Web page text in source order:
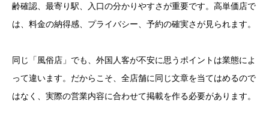
齢確認、最寄り駅、入口の分かりやすさが重要です。高単価店で
は、料金の納得感、プライバシー、予約の確実さが見られます。
同じ「風俗店」でも、外国人客が不安に思うポイントは業態によ
って違います。だからこそ、全店舗に同じ文章を当てはめるので
はなく、実際の営業内容に合わせて掲載を作る必要があります。